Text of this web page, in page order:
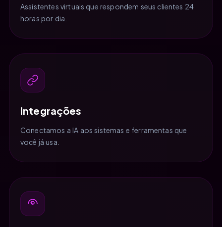
Assistentes virtuais que respondem seus clientes 24
horas por dia.
Integrações
Conectamos a IA aos sistemas e ferramentas que
você já usa.